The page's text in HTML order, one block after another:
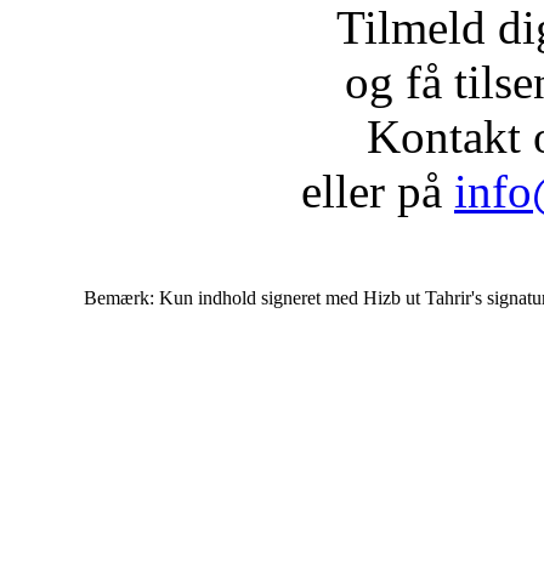
Tilmeld
og få
Kontakt
eller på
Bemærk: Kun indhold signeret med Hizb ut Tahrir's